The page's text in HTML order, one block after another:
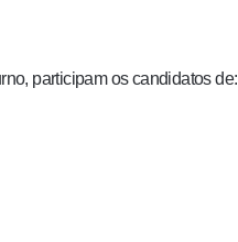
participam os candidatos de: